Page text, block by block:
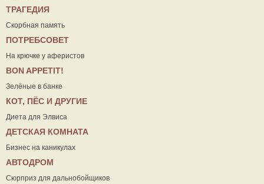
ТРАГЕДИЯ
Скорбная память
ПОТРЕБСОВЕТ
На крючке у аферистов
ВON APPETIT!
Зелёные в банке
КОТ, ПЁС И ДРУГИЕ
Диета для Элвиса
ДЕТСКАЯ КОМНАТА
Бизнес на каникулах
АВТОДРОМ
Сюрприз для дальнобойщиков